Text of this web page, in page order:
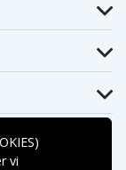
vi